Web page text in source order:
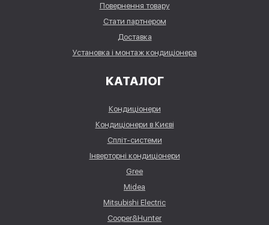
Повернення товару
Стати партнером
Доставка
Установка і монтаж кондиціонера
КАТАЛОГ
Кондиціонери
Кондиціонери в Києві
Спліт-системи
Інверторні кондиціонери
Gree
Midea
Mitsubishi Electric
Cooper&Hunter